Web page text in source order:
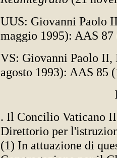
UUS: Giovanni Paolo
maggio 1995): AAS 87
VS: Giovanni Paolo II,
agosto 1993): AAS 85
. Il Concilio Vaticano
Direttorio per
(1) In attuazione di